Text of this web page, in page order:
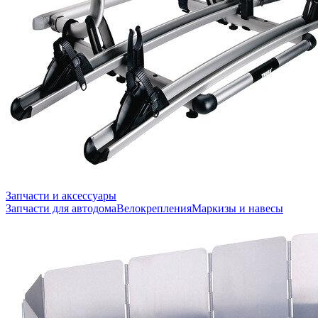
Запчасти и аксессуары
Запчасти для автодомаВелокрепленияМаркизы и навесы